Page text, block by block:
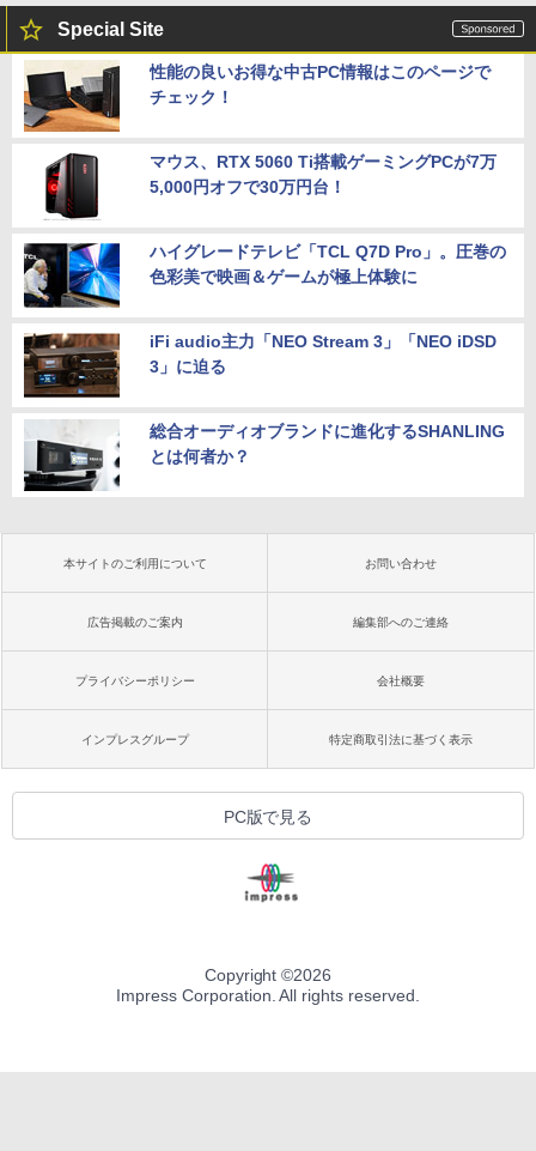
Special Site
性能の良いお得な中古PC情報はこのページで
チェック！
マウス、RTX 5060 Ti搭載ゲーミングPCが7万
5,000円オフで30万円台！
ハイグレードテレビ「TCL Q7D Pro」。圧巻の
色彩美で映画＆ゲームが極上体験に
iFi audio主力「NEO Stream 3」「NEO iDSD
3」に迫る
総合オーディオブランドに進化するSHANLING
とは何者か？
本サイトのご利用について お問い合わせ
広告掲載のご案内 編集部へのご連絡
プライバシーポリシー 会社概要
インプレスグループ 特定商取引法に基づく表示
PC版で見る
Copyright ©2026
Impress Corporation. All rights reserved.